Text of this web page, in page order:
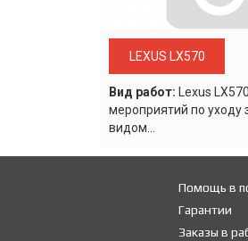
LEXUS LX570
Вид работ: Lexus
мероприятий по уходу
видом...
Помощь в
Гарантии
Заказы в